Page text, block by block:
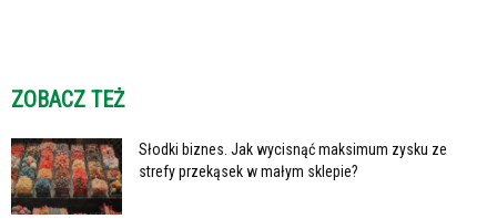
ZOBACZ TEŻ
Słodki biznes. Jak wycisnąć maksimum zysku ze
strefy przekąsek w małym sklepie?